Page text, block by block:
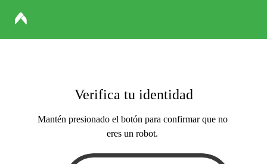
Verifica tu identidad
Mantén presionado el botón para confirmar que no
eres un robot.